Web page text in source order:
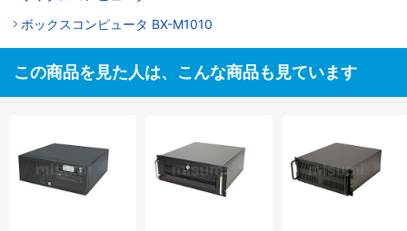
ボックスコンピュータ BX-M1010
この商品を見た人は、こんな商品も見ています